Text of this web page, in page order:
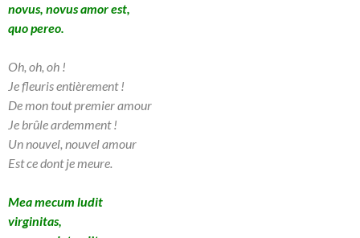
novus, novus amor est,
quo pereo.
Oh, oh, oh !
Je fleuris entièrement !
De mon tout premier amour
Je brûle ardemment !
Un nouvel, nouvel amour
Est ce dont je meure.
Mea mecum ludit
virginitas,